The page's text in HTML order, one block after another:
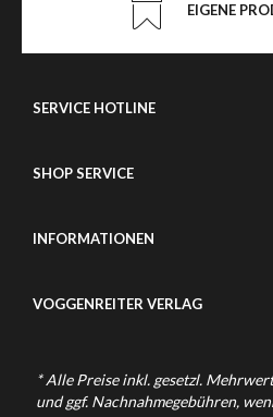
EIGENE
SERVICE HOTLINE
SHOP SERVICE
INFORMATIONEN
VOGGENREITER VERLAG
* Alle Preise inkl. gesetzl.
und ggf. Nachnahmegebühren,